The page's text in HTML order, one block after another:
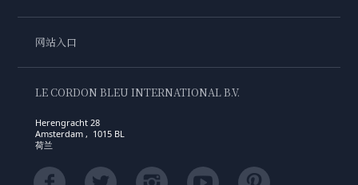
网站入口
LE CORDON BLEU INTERNATIONAL B.V.
Herengracht 28
Amsterdam , 1015 BL
荷兰